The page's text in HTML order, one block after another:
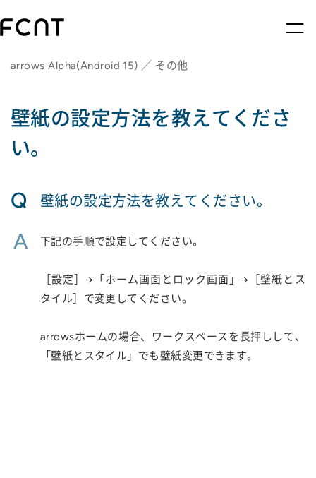
arrows Alpha(Android 15) ／ その他
壁紙の設定方法を教えてくださ
い。
Q 壁紙の設定方法を教えてください。
A 下記の手順で設定してください。
［設定］→「ホーム画面とロック画面」→［壁紙とス
タイル］で変更してください。
arrowsホームの場合、ワークスペースを長押しして、
「壁紙とスタイル」でも壁紙変更できます。